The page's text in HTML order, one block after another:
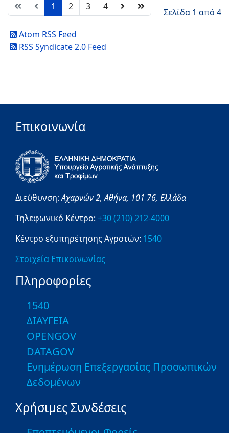
1 2 3 4
Σελίδα 1 από 4
Atom RSS Feed
RSS Syndicate 2.0 Feed
Επικοινωνία
Διεύθυνση:Αχαρνών 2,Αθήνα, 101 76, Ελλάδα
Τηλεφωνικό Κέντρο: +30 (210) 212-4000
Κέντρο εξυπηρέτησης Αγροτών: 1540
Στοιχεία Επικοινωνίας
Πληροφορίες
1540
ΔΙΑΥΓΕΙΑ
OPENGOV
DATAGOV
Ενημέρωση Επεξεργασίας Προσωπικών
Δεδομένων
Χρήσιμες Συνδέσεις